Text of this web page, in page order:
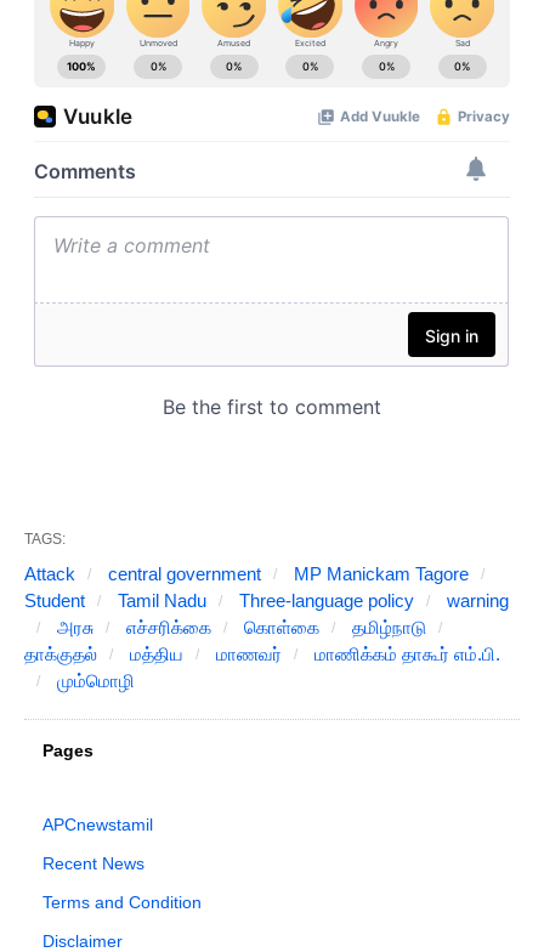
TAGS:
Attack central government
MP Manickam Tagore
Student
Tamil Nadu Three-language policy
warning
அரசு
எச்சரிக்கை கொள்கை
தமிழ்நாடு
தாக்குதல்
மத்திய மாணவர்
மாணிக்கம் தாகூர் எம்.பி.
மும்மொழி
Pages
APCnewstamil
Recent News
Terms and Condition
Disclaimer